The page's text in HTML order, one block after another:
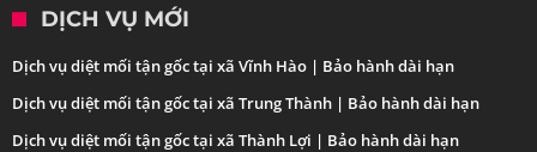
DỊCH VỤ MỚI
Dịch vụ diệt mối tận gốc tại xã Vĩnh Hào | Bảo hành dài hạn
Dịch vụ diệt mối tận gốc tại xã Trung Thành | Bảo hành dài hạn
Dịch vụ diệt mối tận gốc tại xã Thành Lợi | Bảo hành dài hạn